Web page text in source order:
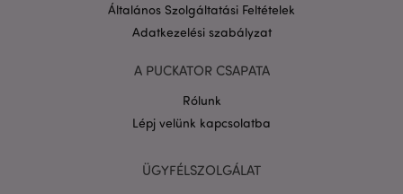
Általános Szolgáltatási Feltételek
Adatkezelési szabályzat
A PUCKATOR CSAPATA
Rólunk
Lépj velünk kapcsolatba
ÜGYFÉLSZOLGÁLAT